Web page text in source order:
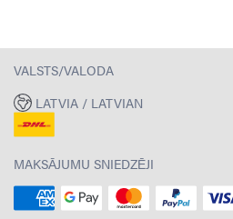
VALSTS/VALODA
LATVIA / LATVIAN
MAKSĀJUMU SNIEDZĒJI